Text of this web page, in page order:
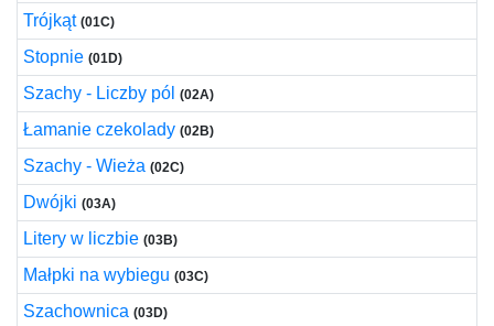
Trójkąt (01C)
Stopnie (01D)
Szachy - Liczby pól (02A)
Łamanie czekolady (02B)
Szachy - Wieża (02C)
Dwójki (03A)
Litery w liczbie (03B)
Małpki na wybiegu (03C)
Szachownica (03D)